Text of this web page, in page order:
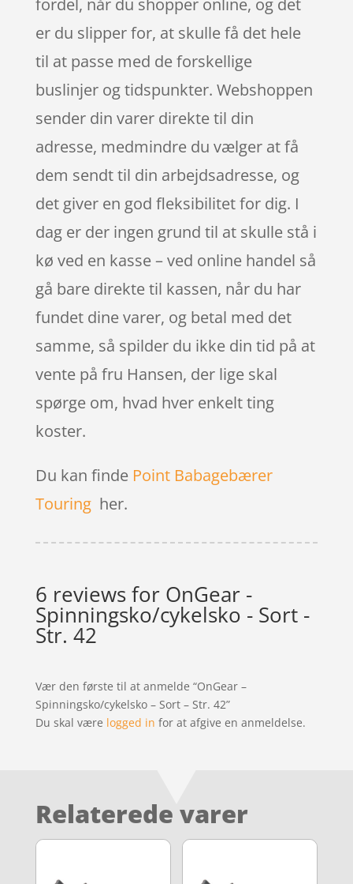
er du slipper for, at skulle få det hele
til at passe med de forskellige
buslinjer og tidspunkter. Webshoppen
sender din varer direkte til din
adresse, medmindre du vælger at få
dem sendt til din arbejdsadresse, og
det giver en god fleksibilitet for dig. I
dag er der ingen grund til at skulle stå i
kø ved en kasse – ved online handel så
gå bare direkte til kassen, når du har
fundet dine varer, og betal med det
samme, så spilder du ikke din tid på at
vente på fru Hansen, der lige skal
spørge om, hvad hver enkelt ting
koster.
Du kan finde Point Babagebærer
Touringher.
6 reviews for OnGear -
Spinningsko/cykelsko - Sort -
Str. 42
Vær den første til at anmelde “OnGear –
Spinningsko/cykelsko – Sort – Str. 42”
Du skal være logged in for at afgive en anmeldelse.
Relaterede varer